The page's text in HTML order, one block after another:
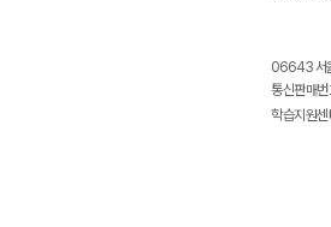
06643 서
통신판매
학습지원